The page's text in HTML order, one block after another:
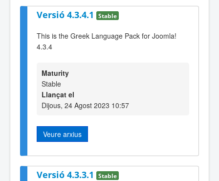
Versió 4.3.4.1 Stable
This is the Greek Language Pack for Joomla!
4.3.4
Maturity
Stable
Llançat el
Dijous, 24 Agost 2023 10:57
Veure arxius
Versió 4.3.3.1 Stable